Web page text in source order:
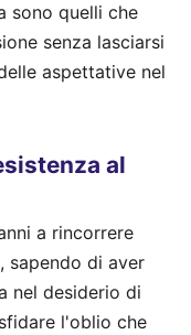
sono quelli che
senza lasciarsi
aspettative nel
al
a rincorrere
sapendo di aver
nel desiderio di
l'oblio che